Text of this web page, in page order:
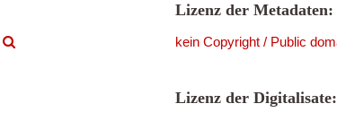
Lizenz der Metadaten:
kein Copyright / Public
Lizenz der Digitalisate: